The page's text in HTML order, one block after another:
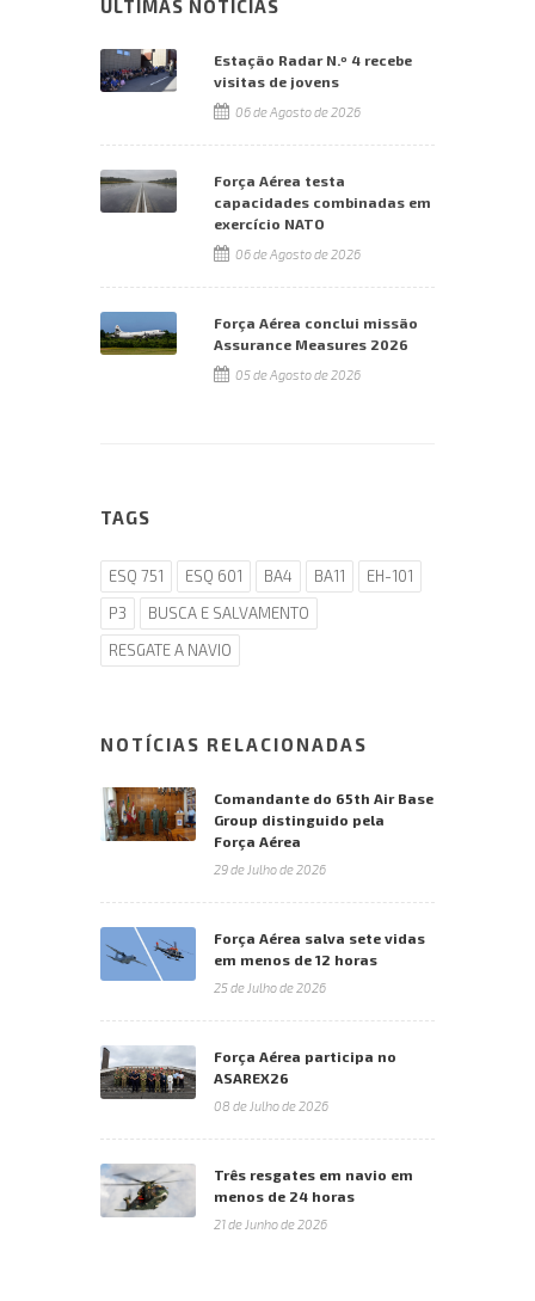
ÚLTIMAS NOTÍCIAS
Estação Radar N.º 4 recebe
visitas de jovens
06 de Agosto de 2026
Força Aérea testa
capacidades combinadas em
exercício NATO
06 de Agosto de 2026
Força Aérea conclui missão
Assurance Measures 2026
05 de Agosto de 2026
TAGS
ESQ 751 ESQ 601 BA4 BA11
EH-101
P3
BUSCA E SALVAMENTO
RESGATE A NAVIO
NOTÍCIAS RELACIONADAS
Comandante do 65th Air Base
Group distinguido pela
Força Aérea
29 de Julho de 2026
Força Aérea salva sete vidas
em menos de 12 horas
25 de Julho de 2026
Força Aérea participa no
ASAREX26
08 de Julho de 2026
Três resgates em navio em
menos de 24 horas
21 de Junho de 2026